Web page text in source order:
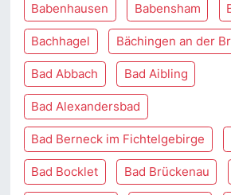
Babenhausen Babensham
Bachhagel Bächingen an der
Bad Abbach Bad Aibling
Bad Alexandersbad
Bad Berneck im Fichtelgebirge
Bad Bocklet Bad Brückenau